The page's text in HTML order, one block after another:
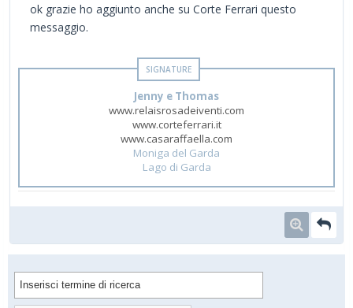
ok grazie ho aggiunto anche su Corte Ferrari questo
messaggio.
Jenny e Thomas
www.relaisrosadeiventi.com
www.corteferrari.it
www.casaraffaella.com
Moniga del Garda
Lago di Garda